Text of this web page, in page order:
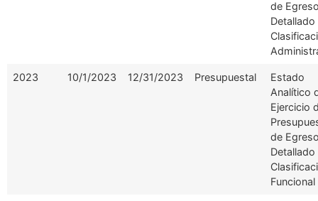
de
Detallado
2023 10/1/2023 12/31/2023 Presupuestal
Estado
Analítico
Ejercicio
de
Detallado
Funcional